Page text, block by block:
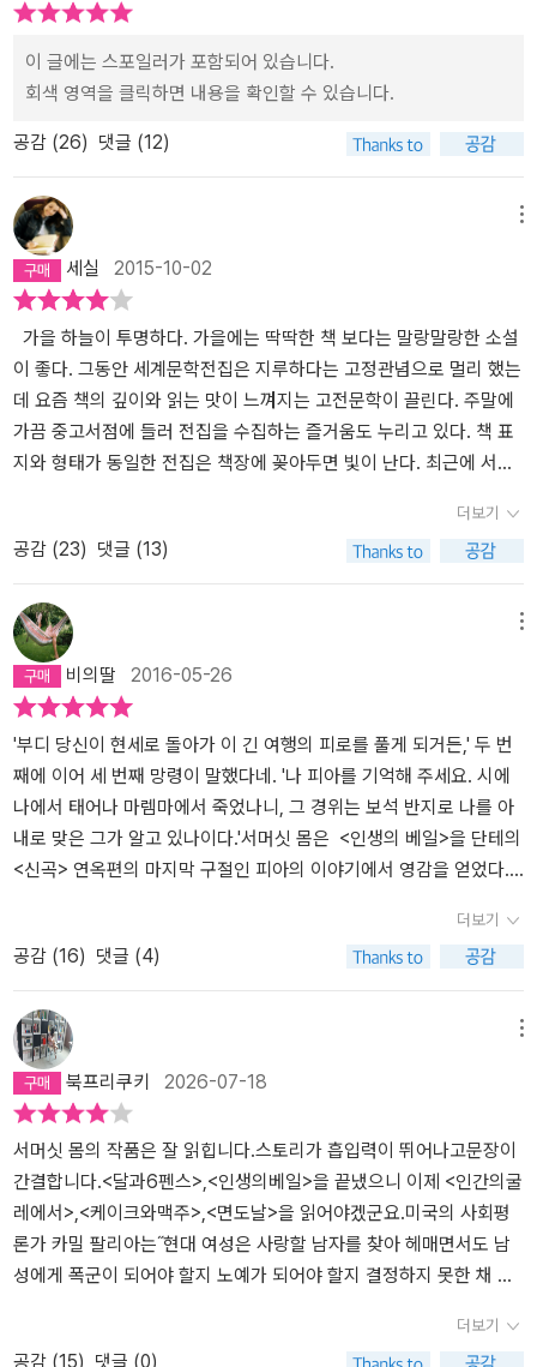
솜씨는 사실감과 현장감을 부여한다. 대략적인 줄거리를 소개하자면
이렇다. 사랑없이 결혼한 여주인공은 불륜을 저지르고 만다. 여주인
공을 사랑했던 남주인공은 깊은 상처를 입는다. 남주인공은 여주인공
다. 페스트 속에서 여주인공은 심적 변화를 겪게 되고. 자세한 이야기
는 꼭 읽어보시길!
이 글에는 스포일러가 포함되어 있습니다.
회색 영역을 클릭하면 내용을 확인할 수 있습니다.
공감 (26) 댓글 (12)
세실 2015-10-02
가을 하늘이 투명하다. 가을에는 딱딱한 책 보다는 말랑말랑한 소설
이 좋다. 그동안 세계문학전집은 지루하다는 고정관념으로 멀리 했는
데 요즘 책의 깊이와 읽는 맛이 느껴지는 고전문학이 끌린다. 주말에
가끔 중고서점에 들러 전집을 수집하는 즐거움도 누리고 있다. 책 표
지와 형태가 동일한 전집은 책장에 꽂아두면 빛이 난다. 최근에 서머
지만 소설가의 꿈을 키웠다. 그의 대표작은 ‘달과 6펜스’, ‘인간의 굴
레’, ‘면도날’ 등이 있다. 철학자 강신주는 ‘감정수업’에서 잔혹함에 대
한 감정을 다루면서 이 소설을 예시로 들었다. 주인공 키티는 바람둥
이 찰스와 외도한 사실이 들통 나자, 남편 월터에게 그동안 당신을 사
랑한 적이 없다고 도리어 화를 낸다. 아내의 외도와 당당함에 화가 난
월터는 그녀에게 잔인한 말을 한다. “나는 당신에 대해 환상이 없어.
나는 당신이 어리석고 경박한 데다 머리가 텅 비었다는 걸 알고 있었
어. 하지만 당신을 사랑했어. 당신의 목적과 이상이 쓸데없고 진부하
다는 것도 알고 있었어. 당신이 이류라는 것도 알고 있었어. 하지만 당
신을 사랑했어.” 결국 월터는 키티에 대한 복수와 잔혹함으로 콜레라
가 발생한 도시로 데려가고 의사로서의 사명감에 충실한다. 삶이 무
료했던 키티는 사람이 죽어가는 도시에서 수녀원의 고아들을 돌보며
늘 한결같이 고아를 챙기는 원장 수녀의 모습을 보면서 키티는 숭고
한 사랑의 감정도 느끼게 된다. 원장수녀는 키티에게 “마음을 얻는 방
법은 딱 하나입니다. 자신이 사랑을 주고 싶은 대상처럼 자신을 만들
면 되지요.” 라는 말을 남긴다. 시간이 흐르고 키티는 월터과의 관계
를 회복하지만 그는 콜레라에 전염되어 죽는다. 키티는 늦게나마 가
족의 소중함을 깨닫고 홀로 남겨진 아버지와 남은 여생을 보낼 준비
를 한다. 이 책은 허영과 욕망이라는 인간의 굴레를 극복해가는 주인
공 키티의 아픈 성장을 통해 진정한 사랑, 용서와 화해, 그리고 삶의
의미를 되돌아보는 성장소설이며 러브스토리다. 사랑 없이 나이에 떠
밀려 결혼한 키티에게 찰스는 불꽃같은 사랑을 깨닫게 해준 존재로
생각했다. 그러나 키티가 손을 내밀 때 찰스는 망설임 없이 외면한다.
사랑이라고 굳게 믿었던 관계는 한때의 어긋난 욕망이었다. 작가는
화하는 과정을 다뤘다. 첫 만남의 설렘, 결혼, 배신, 갈등, 용서, 화해,
더보기
공감 (23) 댓글 (13)
비의딸 2016-05-26
'부디 당신이 현세로 돌아가 이 긴 여행의 피로를 풀게 되거든,' 두 번
째에 이어 세 번째 망령이 말했다네. '나 피아를 기억해 주세요. 시에
나에서 태어나 마렘마에서 죽었나니, 그 경위는 보석 반지로 나를 아
내로 맞은 그가 알고 있나이다.'서머싯 몸은 <인생의 베일>을 단테의
<신곡> 연옥편의 마지막 구절인 피아의 이야기에서 영감을 얻었다.
로 피아를 죽이고자 하지만, 쉽게 피아가 죽지 않자 그녀를 창밖으로
내던져 버렸다는 이야기인데, 몸은 이 이야기를 듣고 월터와 키티의
이야기를 상상해 냈던 것이다. 관습에 따라 훌륭하다고 여겨지는 결
혼을 했지만, 남편에게 사랑을 느끼지 못했던 불행의 여자를 노래한
시를 읽고 그 뒷이야기를 상상하는 작가라니, 작가라는 존재는 얼마
나 매혹적인가. 내 어찌 서머셋 몸을 좋아하지 않을 수가 있을까. 사교
계와 사치, 허영만이 인생의 전부라고 보고 배우며 자란 키티는 아름
다움을 무기로 좋은 혼처를 찾지만 스물다섯이 될 때까지 결혼하지
못한다. 그러다 동생에 밀려 서두르듯 세균학자 월터와 결혼하게 되
는데, 월터는 예의바르고 지성적인 남자로 감정을 쉽게 내비치는 사
람은 아니지만 키티를 몹시 사랑했다. 부모님의 결혼생활에서 단지
돈을 벌어 가족을 부양할 책임이 있는 남편과 그를 조종해 사교계에
인시킨 키티는 월터가 자신에게 쏟는 사랑의 진가를 알아보지 못하기
더보기
공감 (16) 댓글 (4)
북프리쿠키 2026-07-18
서머싯 몸의 작품은 잘 읽힙니다.스토리가 흡입력이 뛰어나고문장이
간결합니다.<달과6펜스>,<인생의베일>을 끝냈으니 이제 <인간의굴
레에서>,<케이크와맥주>,<면도날>을 읽어야겠군요.미국의 사회평
론가 카밀 팔리아는˝현대 여성은 사랑할 남자를 찾아 헤매면서도 남
성에게 폭군이 되어야 할지 노예가 되어야 할지 결정하지 못한 채 망
랑과 결혼은 다양한 가치관이 공존하는 현대 사회에서 여성에게, 그
더보기
공감 (15) 댓글 (0)